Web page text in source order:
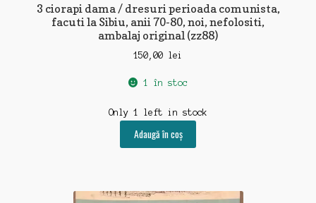
3 ciorapi dama / dresuri perioada comunista,
facuti la Sibiu, anii 70-80, noi, nefolositi,
ambalaj original (zz88)
150,00 lei
1 în stoc
Only 1 left in stock
Adaugă în coș